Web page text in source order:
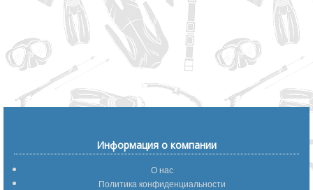
Информация о компании
О нас
Политика конфиденциальности